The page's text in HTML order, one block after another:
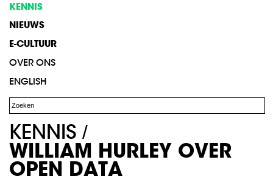
KENNIS
NIEUWS
E-CULTUUR
OVER ONS
ENGLISH
KENNIS /
WILLIAM HURLEY OVER
OPEN DATA